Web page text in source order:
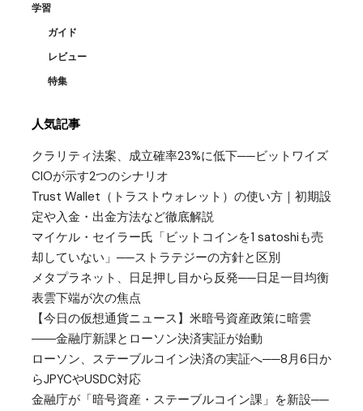
学習
ガイド
レビュー
特集
人気記事
クラリティ法案、成立確率23%に低下──ビットワイズ
CIOが示す2つのシナリオ
Trust Wallet（トラストウォレット）の使い方｜初期設
定や入金・出金方法など徹底解説
マイケル・セイラー氏「ビットコインを1 satoshiも売
却していない」──ストラテジーの方針と区別
メタプラネット、日足押し目から反発──日足一目均衡
表雲下端が次の焦点
【今日の仮想通貨ニュース】米暗号資産政策に暗雲
――金融庁新課とローソン決済実証が始動
ローソン、ステーブルコイン決済の実証へ──8月6日か
らJPYCやUSDC対応
金融庁が「暗号資産・ステーブルコイン課」を新設──